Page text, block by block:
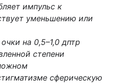
импульс к
уменьшению или
на 0,5–1,0 дптр
степени
сферическую